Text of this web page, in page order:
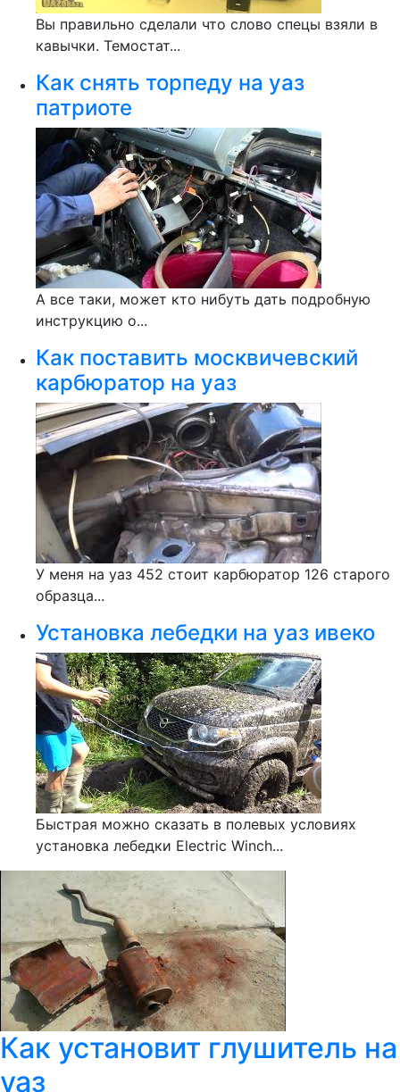
Вы правильно сделали что слово спецы взяли в
кавычки. Темостат...
Как снять торпеду на уаз
патриоте
А все таки, может кто нибуть дать подробную
инструкцию о...
Как поставить москвичевский
карбюратор на уаз
У меня на уаз 452 стоит карбюратор 126 старого
образца...
Установка лебедки на уаз ивеко
Быстрая можно сказать в полевых условиях
установка лебедки Electric Winch...
Как установит глушитель на
уаз